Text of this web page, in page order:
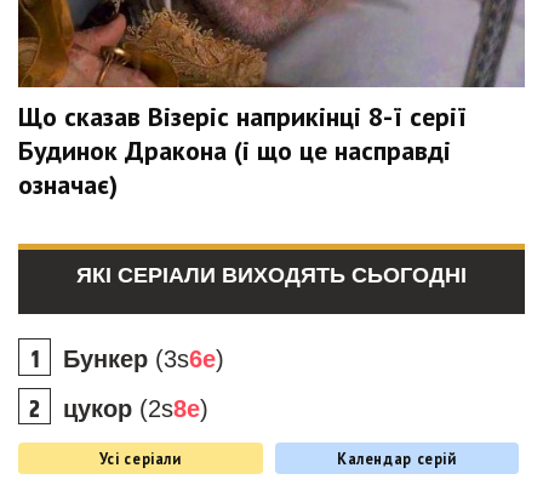
Що сказав Візеріс наприкінці 8-ї серії
Будинок Дракона (і що це насправді
означає)
ЯКІ СЕРІАЛИ ВИХОДЯТЬ СЬОГОДНІ
Бункер (3s6e)
цукор (2s8e)
Усі серіали Календар серій